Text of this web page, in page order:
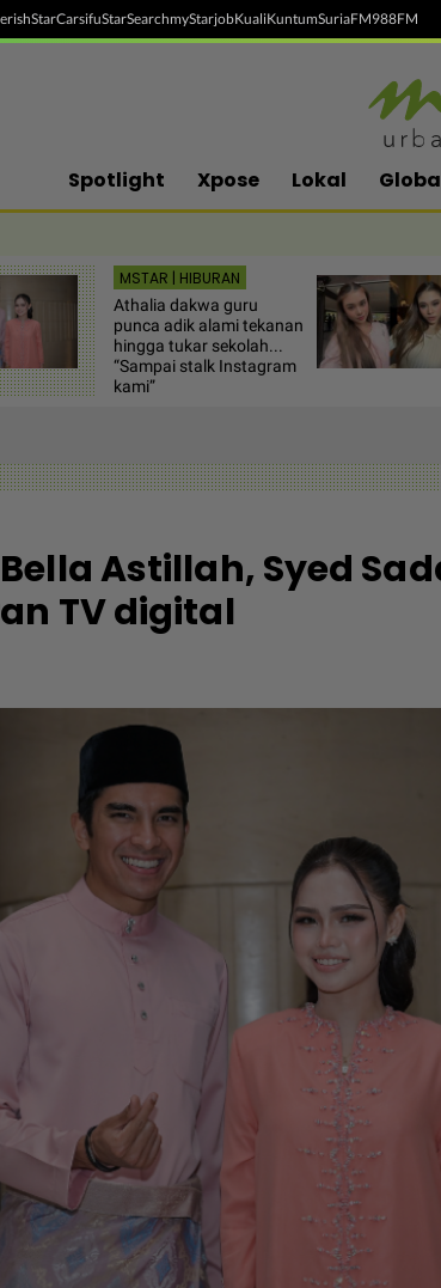
StarCarsifuStarSearchmyStarjobKualiKuntumSuriaFM988FM
Spotlight Xpose Lokal
MSTAR | HIBURAN
Athalia dakwa guru
punca adik alami tekanan
hingga tukar sekolah...
“Sampai stalk Instagram
kami”
Astillah, Syed
TV digital